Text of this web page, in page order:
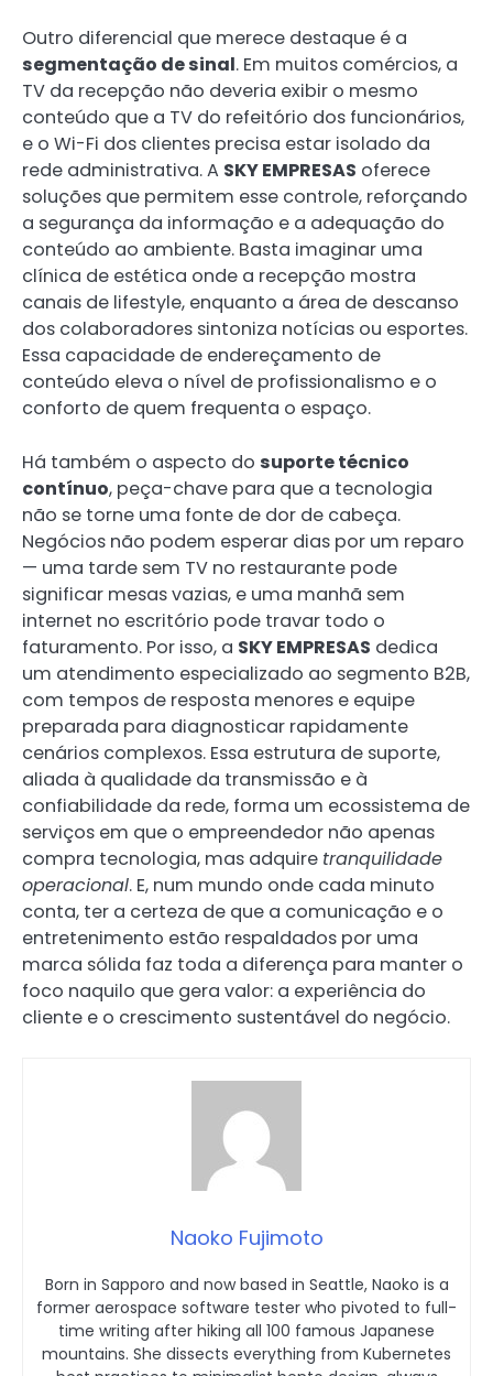
Outro diferencial que merece destaque é a
segmentação de sinal. Em muitos comércios, a
TV da recepção não deveria exibir o mesmo
conteúdo que a TV do refeitório dos funcionários,
e o Wi-Fi dos clientes precisa estar isolado da
rede administrativa. A SKY EMPRESAS oferece
soluções que permitem esse controle, reforçando
a segurança da informação e a adequação do
conteúdo ao ambiente. Basta imaginar uma
clínica de estética onde a recepção mostra
canais de lifestyle, enquanto a área de descanso
dos colaboradores sintoniza notícias ou esportes.
Essa capacidade de endereçamento de
conteúdo eleva o nível de profissionalismo e o
conforto de quem frequenta o espaço.
Há também o aspecto do suporte técnico
contínuo, peça-chave para que a tecnologia
não se torne uma fonte de dor de cabeça.
Negócios não podem esperar dias por um reparo
— uma tarde sem TV no restaurante pode
significar mesas vazias, e uma manhã sem
internet no escritório pode travar todo o
faturamento. Por isso, a SKY EMPRESAS dedica
um atendimento especializado ao segmento B2B,
com tempos de resposta menores e equipe
preparada para diagnosticar rapidamente
cenários complexos. Essa estrutura de suporte,
aliada à qualidade da transmissão e à
confiabilidade da rede, forma um ecossistema de
serviços em que o empreendedor não apenas
compra tecnologia, mas adquire tranquilidade
operacional. E, num mundo onde cada minuto
conta, ter a certeza de que a comunicação e o
entretenimento estão respaldados por uma
marca sólida faz toda a diferença para manter o
foco naquilo que gera valor: a experiência do
cliente e o crescimento sustentável do negócio.
Naoko Fujimoto
Born in Sapporo and now based in Seattle, Naoko is a
former aerospace software tester who pivoted to full-
time writing after hiking all 100 famous Japanese
mountains. She dissects everything from Kubernetes